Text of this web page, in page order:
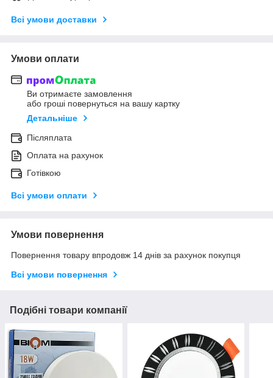
Всі умови доставки
Умови оплати
Ви отримаєте замовлення
або гроші повернуться на вашу картку
Детальніше
Післяплата
Оплата на рахунок
Готівкою
Всі умови оплати
Умови повернення
Повернення товару впродовж 14 днів за рахунок покупця
Всі умови повернення
Подібні товари компанії